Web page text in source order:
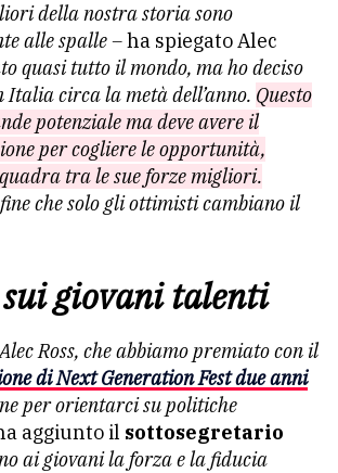
della nostra storia sono
alle spalle –ha spiegato Alec
quasi tutto il mondo, ma ho deciso
Italia circa la metà dell’anno. Questo
potenziale ma deve avere il
per cogliere le opportunità,
tra le sue forze migliori.
che solo gli ottimisti cambiano il
giovani talenti
Ross, che abbiamo premiato con il
di Next Generation Fest due anni
per orientarci su politiche
aggiunto il sottosegretario
ai giovani la forza e la fiducia